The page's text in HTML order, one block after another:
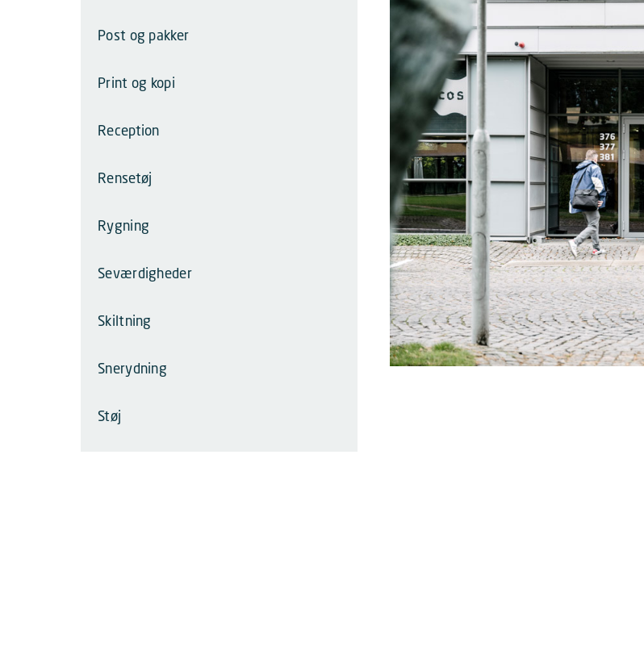
Post og pakker
Print og kopi
Reception
Rensetøj
Rygning
Seværdigheder
Skiltning
Snerydning
Støj